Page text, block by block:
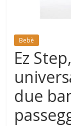
Bebè
Ez
due